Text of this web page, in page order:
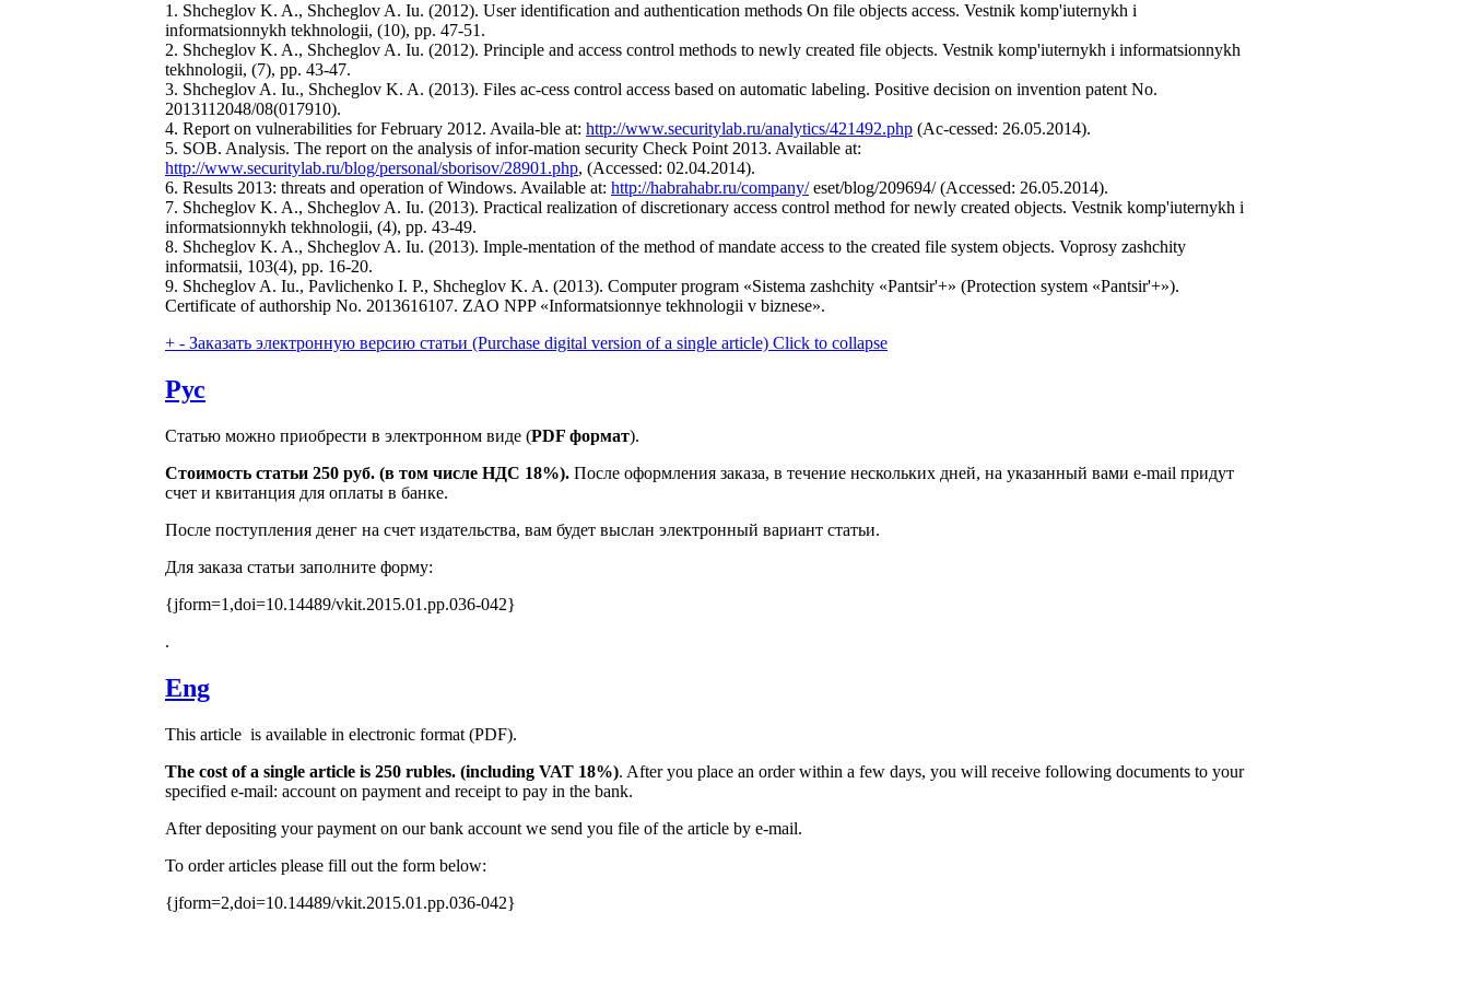
1. Shcheglov K. A., Shcheglov A. Iu. (2012). User identification and authentication methods Оn file objects access. Vestnik komp'iuternykh i
informatsionnykh tekhnologii, (10), pp. 47-51.
2. Shcheglov K. A., Shcheglov A. Iu. (2012). Principle and access control methods to newly created file objects. Vestnik komp'iuternykh i informatsionnykh
tekhnologii, (7), pp. 43-47.
3. Shcheglov A. Iu., Shcheglov K. A. (2013). Files ac-cess control access based on automatic labeling. Positive decision on invention patent No.
2013112048/08(017910).
4. Report on vulnerabilities for February 2012. Availa-ble at: http://www.securitylab.ru/analytics/421492.php (Ac-cessed: 26.05.2014).
5. SOB. Analysis. The report on the analysis of infor-mation security Check Point 2013. Available at:
http://www.securitylab.ru/blog/personal/sborisov/28901.php, (Accessed: 02.04.2014).
6. Results 2013: threats and operation of Windows. Available at: http://habrahabr.ru/company/eset/blog/209694/ (Accessed: 26.05.2014).
7. Shcheglov K. A., Shcheglov A. Iu. (2013). Practical realization of discretionary access control method for newly created objects. Vestnik komp'iuternykh i
informatsionnykh tekhnologii, (4), pp. 43-49.
8. Shcheglov K. A., Shcheglov A. Iu. (2013). Imple-mentation of the method of mandate access to the created file system objects. Voprosy zashchity
informatsii, 103(4), pp. 16-20.
9. Shcheglov A. Iu., Pavlichenko I. P., Shcheglov K. A. (2013). Computer program «Sistema zashchity «Pantsir'+» (Protection system «Pantsir'+»).
Certificate of authorship No. 2013616107. ZAO NPP «Informatsionnye tekhnologii v biznese».
+ - Заказать электронную версию статьи (Purchase digital version of a single article) Click to collapse
Рус
Статью можно приобрести в электронном виде (PDF формат).
Стоимость статьи 250 руб. (в том числе НДС 18%). После оформления заказа, в течение нескольких дней, на указанный вами e-mail придут
счет и квитанция для оплаты в банке.
После поступления денег на счет издательства, вам будет выслан электронный вариант статьи.
Для заказа статьи заполните форму:
{jform=1,doi=10.14489/vkit.2015.01.pp.036-042}
.
Eng
This article is available in electronic format (PDF).
The cost of a single article is 250 rubles. (including VAT 18%). After you place an order within a few days, you will receive following documents to your
specified e-mail: account on payment and receipt to pay in the bank.
After depositing your payment on our bank account we send you file of the article by e-mail.
To order articles please fill out the form below:
{jform=2,doi=10.14489/vkit.2015.01.pp.036-042}